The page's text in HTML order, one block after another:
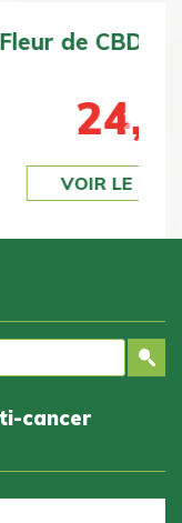
Next
cancer